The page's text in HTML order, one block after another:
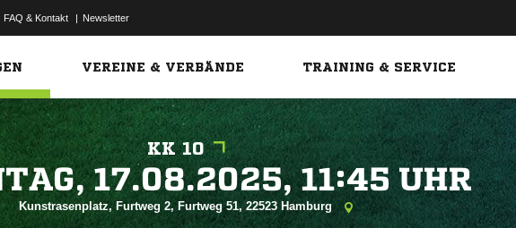
FAQ & Kontakt | Newsletter
VEREINE & VERBÄNDE TRAINING & SERVICE
KK 10
  
Kunstrasenplatz, Furtweg 2, Furtweg 51, 22523 Hamburg